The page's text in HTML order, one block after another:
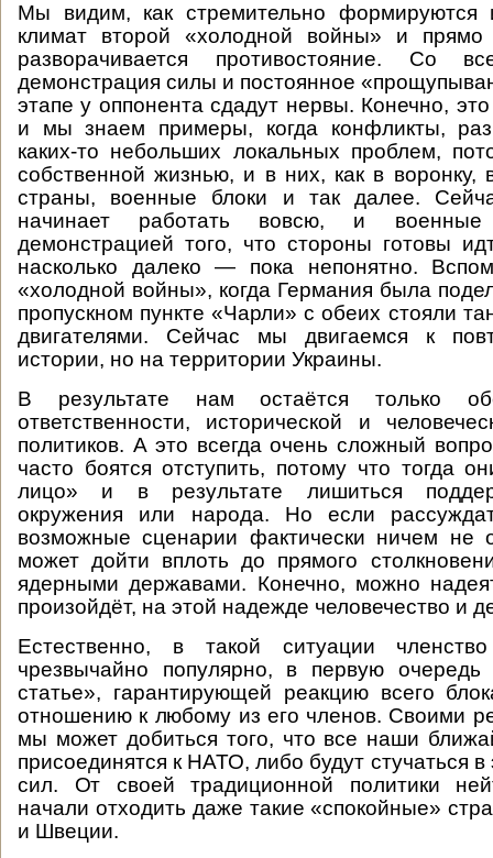
Мы видим, как стремительно формируются
климат второй «холодной войны» и
разворачивается противостояние. Со
демонстрация силы и постоянное
этапе у оппонента сдадут нервы. Конечно,
и мы знаем примеры, когда конфликты,
каких-то небольших локальных проблем,
собственной жизнью, и в них, как в воронку,
страны, военные блоки и так далее.
начинает работать вовсю, и
демонстрацией того, что стороны готовы
насколько далеко — пока непонятно.
«холодной войны», когда Германия была
пропускном пункте «Чарли» с обеих стояли
двигателями. Сейчас мы двигаемся к
истории, но на территории Украины.
В результате нам остаётся только
ответственности, исторической и
политиков. А это всегда очень сложный
часто боятся отступить, потому что тогда
лицо» и в результате лишиться
окружения или народа. Но если
возможные сценарии фактически ничем не
может дойти вплоть до прямого
ядерными державами. Конечно, можно
произойдёт, на этой надежде человечество и
Естественно, в такой ситуации
чрезвычайно популярно, в первую очередь
статье», гарантирующей реакцию всего
отношению к любому из его членов. Своими
мы может добиться того, что все наши
присоединятся к НАТО, либо будут стучаться в
сил. От своей традиционной политики
начали отходить даже такие «спокойные»
и Швеции.